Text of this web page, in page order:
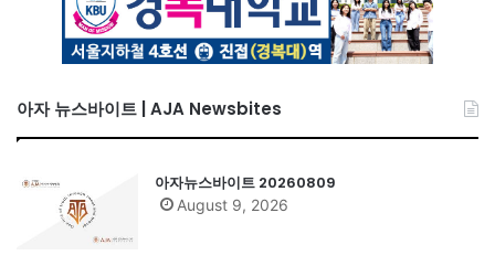
아자 뉴스바이트 | AJA Newsbites
아자뉴스바이트 20260809
August 9, 2026